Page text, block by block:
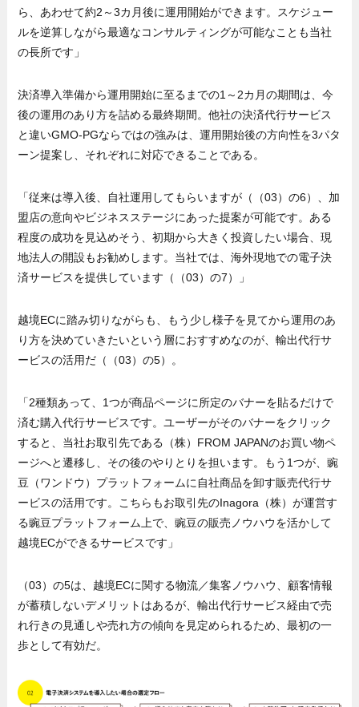
ら、あわせて約2～3カ月後に運用開始ができます。スケジュー
ルを逆算しながら最適なコンサルティングが可能なことも当社
の長所です」
決済導入準備から運用開始に至るまでの1～2カ月の期間は、今
後の運用のあり方を詰める最終期間。他社の決済代行サービス
と違いGMO-PGならではの強みは、運用開始後の方向性を3パタ
ーン提案し、それぞれに対応できることである。
「従来は導入後、自社運用してもらいますが（（03）の6）、加
盟店の意向やビジネスステージにあった提案が可能です。ある
程度の成功を見込めそう、初期から大きく投資したい場合、現
地法人の開設もお勧めします。当社では、海外現地での電子決
済サービスを提供しています（（03）の7）」
越境ECに踏み切りながらも、もう少し様子を見てから運用のあ
り方を決めていきたいという層におすすめなのが、輸出代行サ
ービスの活用だ（（03）の5）。
「2種類あって、1つが商品ページに所定のバナーを貼るだけで
済む購入代行サービスです。ユーザーがそのバナーをクリック
すると、当社お取引先である（株）FROM JAPANのお買い物ペ
ージへと遷移し、その後のやりとりを担います。もう1つが、豌
豆（ワンドウ）プラットフォームに自社商品を卸す販売代行サ
ービスの活用です。こちらもお取引先のInagora（株）が運営す
る豌豆プラットフォーム上で、豌豆の販売ノウハウを活かして
越境ECができるサービスです」
（03）の5は、越境ECに関する物流／集客ノウハウ、顧客情報
が蓄積しないデメリットはあるが、輸出代行サービス経由で売
れ行きの見通しや売れ方の傾向を見定められるため、最初の一
歩として有効だ。